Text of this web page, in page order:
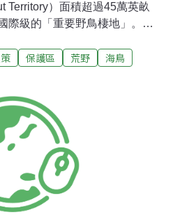
Territory）面積超過45萬英畝
際級的「重要野鳥棲地」。受
，又稱西若爾角）和阿克帕
以上3個區域都位在巴芬島最
生物多樣性保育和野地保存的
出：「加拿大的兩處重要野鳥
帕伊特國家野生物區。這表示
重點區域將得到妥善保育。」
將投入830萬美元。加國環境
於8月22日發表新保育地區聲明
（Stephen Harper）和政府正
保護區 荒野
海鳥